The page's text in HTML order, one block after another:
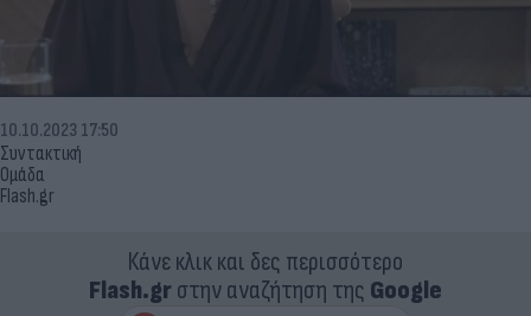
Συντακτική
Ομάδα
Flash.gr
10.10.2023 17:50
Κάνε κλικ και δες περισσότερο
Flash.grστην αναζήτηση της Google